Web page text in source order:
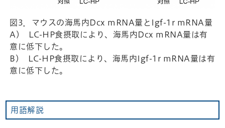
図3．マウスの海馬内Dcx mRNA量とIgf-1r mRNA量
A) LC-HP食摂取により、海馬内Dcx mRNA量は有
意に低下した。
B) LC-HP食摂取により、海馬内Igf-1r mRNA量は有
意に低下した。
用語解説